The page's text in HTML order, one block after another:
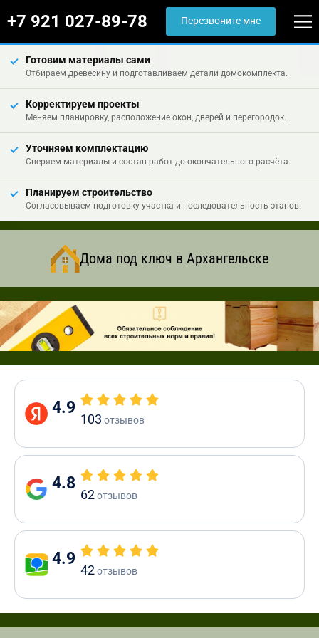
+7 921 027-89-78 Перезвоните мне
Готовим материалы сами
Отбираем древесину и подготавливаем детали домокомплекта.
Корректируем проекты
Меняем планировку, расположение окон, дверей и перегородок.
Уточняем комплектацию
Сверяем материалы и состав работ до окончательного расчёта.
Планируем строительство
Согласовываем подготовку участка и последовательность этапов.
Дома под ключ в Архангельске
4.9
103 отзывов
4.8
62отзывов
4.9
42отзывов